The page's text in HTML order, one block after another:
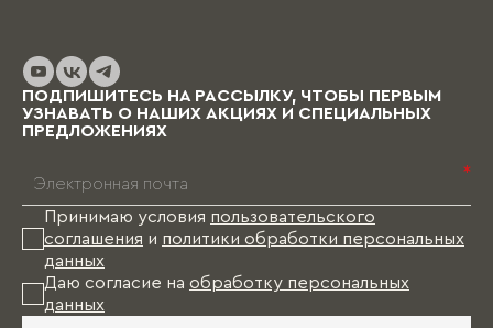
ПОДПИШИТЕСЬ НА РАССЫЛКУ, ЧТОБЫ ПЕРВЫМ
УЗНАВАТЬ О НАШИХ АКЦИЯХ И СПЕЦИАЛЬНЫХ
ПРЕДЛОЖЕНИЯХ
*
Принимаю условия пользовательского
соглашения и политики обработки персональных
данных
Даю согласие на обработку персональных
данных